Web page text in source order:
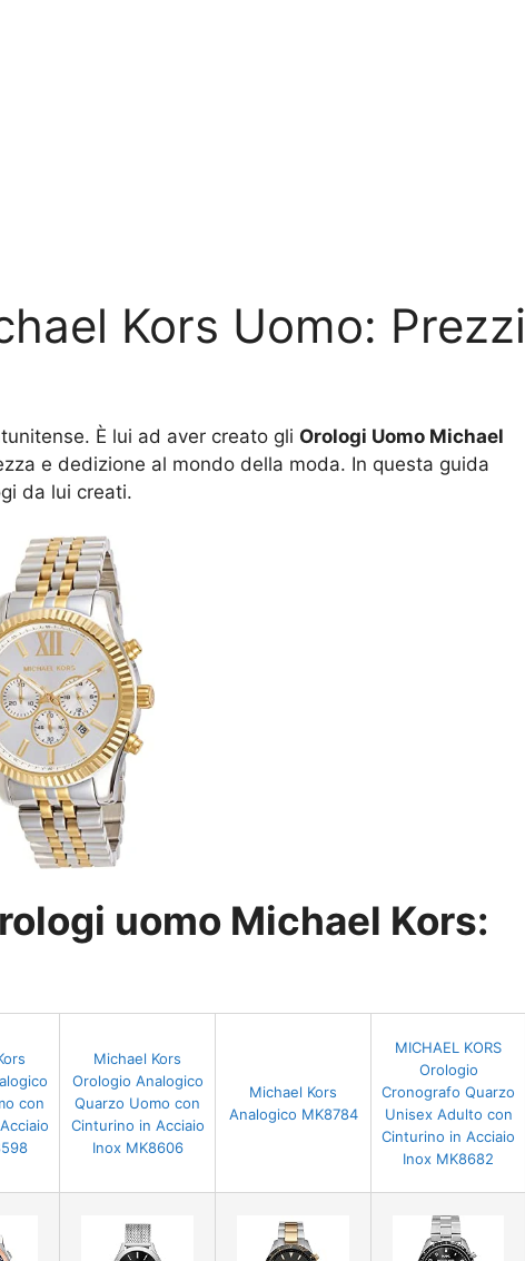
Kors Uomo: Prezzi
È lui ad aver creato gli Orologi Uomo Michael
e dedizione al mondo della moda. In questa guida
da lui creati.
uomo Michael Kors:
con
Michael Kors
Orologio Analogico
Quarzo Uomo con
Cinturino in Acciaio
Inox MK8606
Michael Kors
Analogico MK8784
MICHAEL KORS
Orologio
Cronografo Quarzo
Unisex Adulto con
Cinturino in Acciaio
Inox MK8682